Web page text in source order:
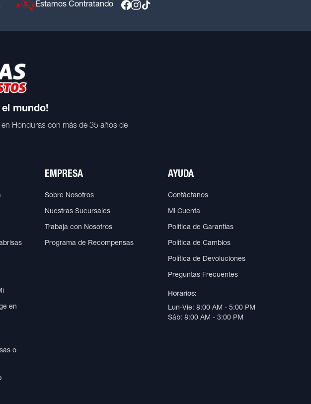
Estamos Contratando
el mundo!
Honduras con más de 35 años de
en
o
EMPRESA
Sobre Nosotros
Nuestras Sucursales
Trabaja con Nosotros
Programa de Recompensas
AYUDA
Contáctanos
Mi Cuenta
Política de Garantías
Política de Cambios
Política de Devoluciones
Preguntas Frecuentes
Horarios:
Lun-Vie: 8:00 AM - 5:00 PM
Sáb: 8:00 AM - 3:00 PM